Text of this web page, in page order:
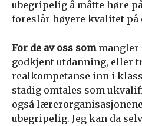
ubegripelig å måtte høre
foreslår høyere kvalitet på
For de av oss som mangler
godkjent utdanning, eller
realkompetanse inn i
stadig omtales som
også
ubegripelig. Jeg kan da